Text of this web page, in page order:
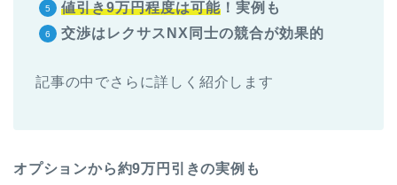
値引き9万円程度は可能 ！実例も
交渉はレクサスNX同士の競合が効果的
記事の中でさらに詳しく紹介します
オプションから約9万円引きの実例も